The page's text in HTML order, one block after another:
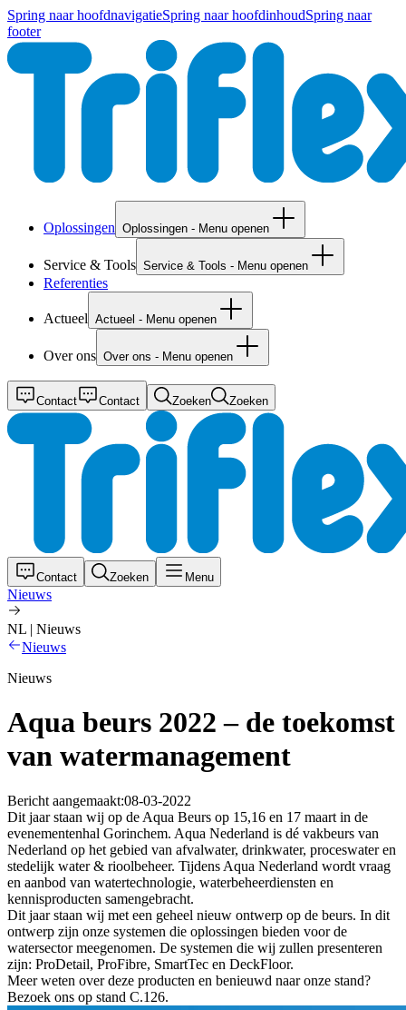
Spring naar hoofdnavigatieSpring naar hoofdinhoudSpring naar
footer
Oplossingen Oplossingen - Menu openen
Service & Tools Service & Tools - Menu openen
Referenties
Actueel Actueel - Menu openen
Over ons Over ons - Menu openen
Contact Contact Zoeken Zoeken
Contact Zoeken Menu
Nieuws
NL | Nieuws
Nieuws
Nieuws
Aqua beurs 2022 – de toekomst
van watermanagement
Bericht aangemaakt:08-03-2022
Dit jaar staan wij op de Aqua Beurs op 15,16 en 17 maart in de
evenementenhal Gorinchem. Aqua Nederland is dé vakbeurs van
Nederland op het gebied van afvalwater, drinkwater, proceswater en
stedelijk water & rioolbeheer. Tijdens Aqua Nederland wordt vraag
en aanbod van watertechnologie, waterbeheerdiensten en
kennisproducten samengebracht.
Dit jaar staan wij met een geheel nieuw ontwerp op de beurs. In dit
ontwerp zijn onze systemen die oplossingen bieden voor de
watersector meegenomen. De systemen die wij zullen presenteren
zijn: ProDetail, ProFibre, SmartTec en DeckFloor.
Meer weten over deze producten en benieuwd naar onze stand?
Bezoek ons op stand C.126.